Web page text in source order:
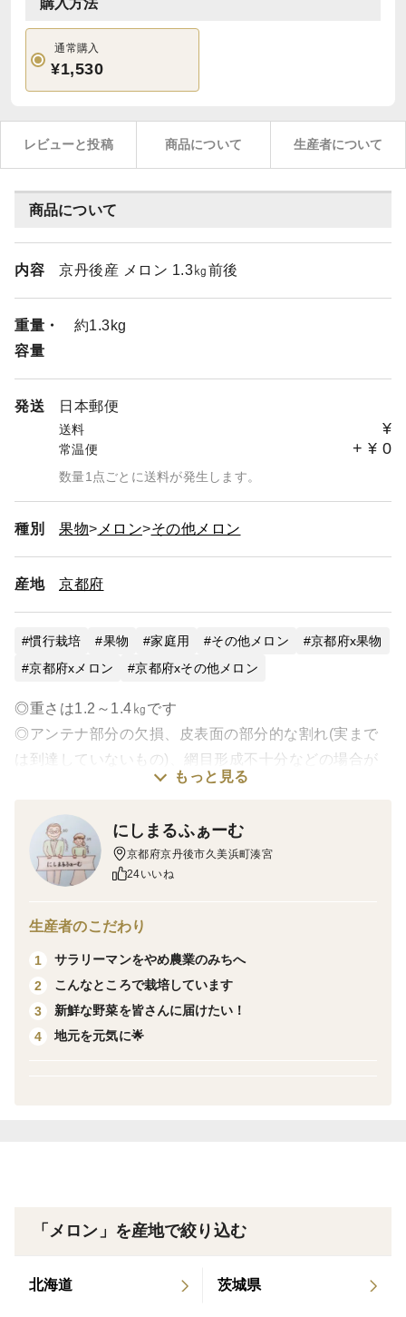
購入方法
通常購入
¥1,530
レビューと投稿 商品について 生産者について
商品について
内容 京丹後産 メロン 1.3㎏前後
重量・
容量
約1.3kg
発送 日本郵便
送料 ¥
常温便 + ¥ 0
数量1点ごとに送料が発生します。
種別 果物 メロン その他メロン
産地 京都府
慣行栽培 果物 家庭用 その他メロン
京都府x果物
京都府xメロン
京都府xその他メロン
◎重さは1.2～1.4㎏です
◎アンテナ部分の欠損、皮表面の部分的な割れ(実まで
は到達していないもの)、網目形成不十分などの場合が
◎食べ頃は、メロンに添えてあるタグに表記しますので
ご参考になさってください
(食べ頃について、ご希望がございましたらお伝えくだ
で、ご了承願います。)
【味】
爽やかで甘い青肉のメロン
【産地の特徴】
自然豊かな地です。
もっと見る
にしまるふぁーむ
京都府京丹後市久美浜町湊宮
24いいね
生産者のこだわり
1
サラリーマンをやめ農業のみちへ
2
こんなところで栽培しています
3
新鮮な野菜を皆さんに届けたい！
4
地元を元気に🌟
「メロン」を産地で絞り込む
北海道 茨城県